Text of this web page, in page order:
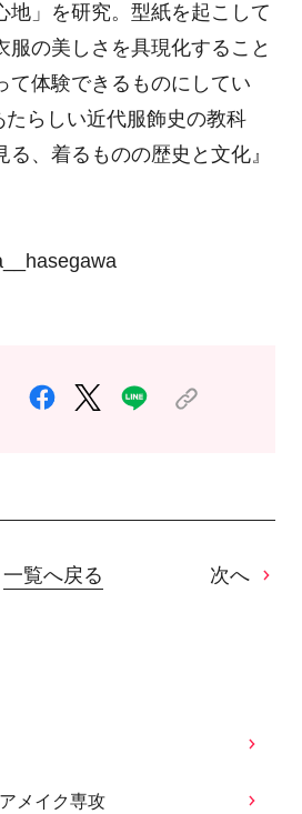
地」を研究。型紙を起こして
服の美しさを具現化すること
て体験できるものにしてい
たらしい近代服飾史の教科
、着るものの歴史と文化』
一覧へ戻る 次へ
メイク専攻